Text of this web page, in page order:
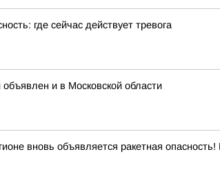
где сейчас действует тревога
и в Московской области
вновь объявляется ракетная